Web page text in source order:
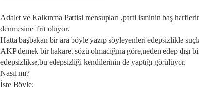
Adalet ve Kalkınma Partisi mensupları ,parti isminin baş
denmesine ifrit oluyor.
Hatta başbakan bir ara böyle yazıp söyleyenleri edepsizlikle
AKP demek bir hakaret sözü olmadığına göre,neden edep dışı
edepsizlikse,bu edepsizliği kendilerinin de yaptığı görülüyor.
Nasıl mı?
İşte Böyle: